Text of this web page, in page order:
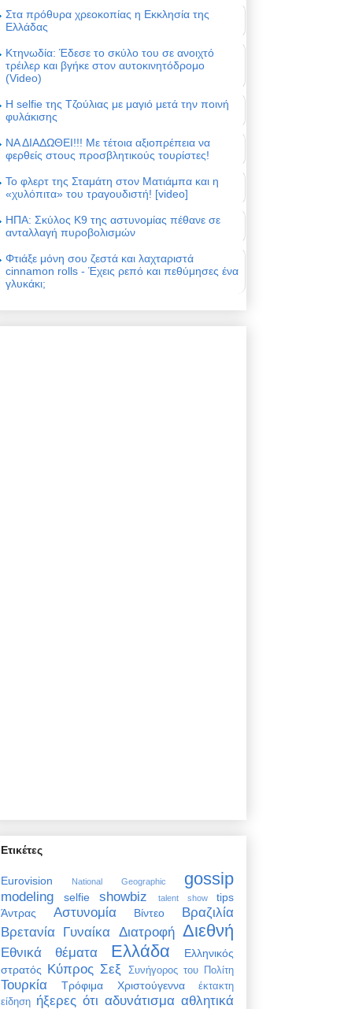
Στα πρόθυρα χρεοκοπίας η Εκκλησία της
Ελλάδας
Κτηνωδία: Έδεσε το σκύλο του σε ανοιχτό
τρέιλερ και βγήκε στον αυτοκινητόδρομο
(Video)
Η selfie της Τζούλιας με μαγιό μετά την ποινή
φυλάκισης
ΝΑ ΔΙΑΔΩΘΕΙ!!! Με τέτοια αξιοπρέπεια να
φερθείς στους προσβλητικούς τουρίστες!
Το φλερτ της Σταμάτη στον Ματιάμπα και η
«χυλόπιτα» του τραγουδιστή! [video]
ΗΠΑ: Σκύλος Κ9 της αστυνομίας πέθανε σε
ανταλλαγή πυροβολισμών
Φτιάξε μόνη σου ζεστά και λαχταριστά
cinnamon rolls - Έχεις ρεπό και πεθύμησες ένα
γλυκάκι;
Ετικέτες
Eurovision National Geographic gossip
modeling selfie showbiz talent show
tips
Άντρας
Αστυνομία Βίντεο
Βραζιλία
Βρετανία Γυναίκα Διατροφή Διεθνή
Εθνικά θέματα Ελλάδα
Ελληνικός
στρατός Κύπρος Σεξ Συνήγορος του Πολίτη
Τουρκία Τρόφιμα Χριστούγεννα
έκτακτη
είδηση ήξερες ότι αδυνάτισμα αθλητικά